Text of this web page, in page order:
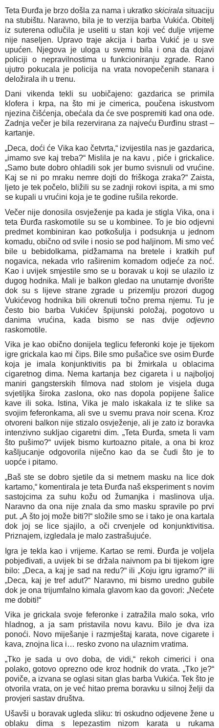
Teta Đurđa je brzo došla za nama i ukratko skicirala situaciju
na stubištu. Naravno, bila je to verzija barba Vukića. Obitelj
iz suterena odlučila je useliti u stan koji već dulje vrijeme
nije naseljen. Upravo traje akcija i barba Vukić je u sve
upućen. Njegova je uloga u svemu bila i ona da dojavi
policiji o nepravilnostima u funkcioniranju zgrade. Rano
ujutro pokucala je policija na vrata novopečenih stanara i
deložirala ih u trenu.
Dani vikenda tekli su uobičajeno: gazdarica se primila
klofera i krpa, na što mi je cimerica, poučena iskustvom
njezina čišćenja, obećala da će sve pospremiti kad ona ode.
Zadnja večer je bila rezervirana za najveću Đurđinu strast –
kartanje.
„Deca, doći će Vika kao četvrta,“ izvijestila nas je gazdarica,
„imamo sve kaj treba?“ Mislila je na kavu , piće i grickalice.
„Samo bute dobro ohladili sok jer bumo svisnuli od vrućine.
Kaj se ni po mraku nemre dojti do friškoga zraka?“ Zaista,
ljeto je tek počelo, bližili su se zadnji rokovi ispita, a mi smo
se kupali u vrućini koja je te godine rušila rekorde.
Večer nije donosila osvježenje pa kada je stigla Vika, ona i
teta Đurđa raskomotile su se u kombinee. To je bio odjevni
predmet kombiniran kao potkošulja i podsuknja u jednom
komadu, obično od svile i nosio se pod haljinom. Mi smo već
bile u bebidolkama, pidžamama na bretele i kratkih puf
nogavica, nekada vrlo raširenim komadom odjeće za noć.
Kao i uvijek smjestile smo se u boravak u koji se ulazilo iz
dugog hodnika. Mali je balkon gledao na unutarnje dvorište
dok su s lijeve strane zgrade u prizemlju prozori dugog
Vukićevog hodnika bili okrenuti točno prema njemu. Tu je
često bio barba Vukićev špijunski položaj, pogotovo u
danima vrućina, kada bismo se nas dvije odjevno
raskomotile.
Vika je kao obično donijela teglicu feferonki koje je tijekom
igre grickala kao mi čips. Bile smo pušačice sve osim Đurđe
koja je imala konjunktivitis pa bi žmirkala u oblacima
cigaretnog dima. Nema kartanja bez cigareta i u najboljoj
maniri gangsterskih filmova nad stolom je visjela duga
svjetiljka široka zaslona, oko nas dopola popijene šalice
kave ili soka. Istina, Vika je malo iskakala iz te slike sa
svojim feferonkama, ali sve u svemu prava noir scena. Kroz
otvoreni balkon nije stizalo osvježenje, ali je zato iz boravka
intenzivno sukljao cigaretni dim. „Teta Đurđa, smeta li vam
što pušimo?“ uvijek bismo kurtoazno pitale, a ona bi kroz
kašljucanje odgovorila niječno kao da se čudi što je to
uopće i pitamo.
„Baš ste se dobro sjetile da si metnem masku na lice dok
kartamo,“ komentirala je teta Đurđa naš eksperiment s novim
sastojcima za suhu kožu od žumanjka i maslinova ulja.
Naravno da ona nije znala da smo masku spravile po prvi
put. „A što joj može biti?!“ složile smo se i tako je ona kartala
dok joj se lice sjajilo, a oči crvenjele od konjunktivitisa.
Priznajem, izgledala je malo zastrašujuće.
Igra je tekla kao i vrijeme. Kartao se remi. Đurđa je voljela
pobjeđivati, a uvijek bi se držala naivnom pa bi tijekom igre
bilo: „Deca, a kaj je sad na redu?“ ili „Koju igru igramo?“ ili
„Deca, kaj je tref adut?“ Naravno, mi bismo uredno gubile
dok je ona trijumfalno kimala glavom kao da govori: „Nećete
me dobiti!“
Vika je grickala svoje feferonke i zatražila malo soka, vrlo
hladnog, a ja sam pristavila novu kavu. Bilo je dva iza
ponoći. Novo miješanje i razmještaj karata, nove cigarete i
kava, znojna lica i… resko zvono na ulaznim vratima.
„Tko je sada u ovo doba, de vidi,“ rekoh cimerici i ona
polako, gotovo oprezno ode kroz hodnik do vrata. „Tko je?“
poviče, a izvana se oglasi sitan glas barba Vukića. Tek što je
otvorila vrata, on je već hitao prema boravku u silnoj želji da
provjeri sastav društva.
Ušavši u boravak ugleda sliku: tri oskudno odjevene žene u
oblaku dima s lepezastim nizom karata u rukama